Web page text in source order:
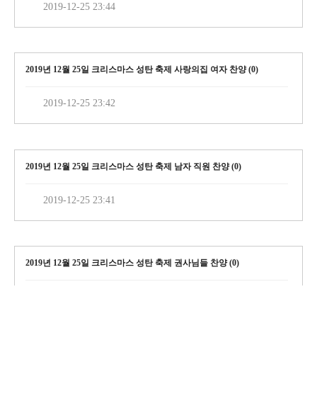
2019-12-25 23:44
2019년 12월 25일 크리스마스 성탄 축제 사랑의집 여자 찬양 (0)
2019-12-25 23:42
2019년 12월 25일 크리스마스 성탄 축제 남자 직원 찬양 (0)
2019-12-25 23:41
2019년 12월 25일 크리스마스 성탄 축제 권사님들 찬양 (0)